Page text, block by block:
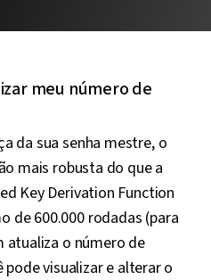
meu número de
da sua senha mestre, o
mais robusta do que a
Key Derivation Function
de 600.000 rodadas (para
atualiza o número de
visualizar e alterar o